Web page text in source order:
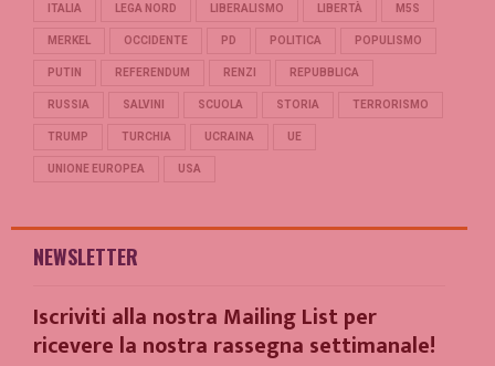
ITALIA LEGA NORD LIBERALISMO LIBERTÀ M5S
MERKEL OCCIDENTE PD POLITICA POPULISMO
PUTIN REFERENDUM RENZI REPUBBLICA
RUSSIA SALVINI SCUOLA STORIA TERRORISMO
TRUMP TURCHIA UCRAINA UE
UNIONE EUROPEA USA
NEWSLETTER
Iscriviti alla nostra Mailing List per
ricevere la nostra rassegna settimanale!